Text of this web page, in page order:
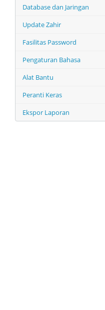
Database dan Jaringan
Update Zahir
Fasilitas Password
Pengaturan Bahasa
Alat Bantu
Peranti Keras
Ekspor Laporan